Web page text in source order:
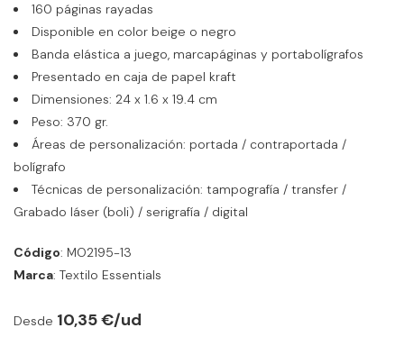
160 páginas rayadas
Disponible en color beige o negro
Banda elástica a juego, marcapáginas y portabolígrafos
Presentado en caja de papel kraft
Dimensiones: 24 x 1.6 x 19.4 cm
Peso: 370 gr.
Áreas de personalización: portada / contraportada /
bolígrafo
Técnicas de personalización: tampografía / transfer /
Grabado láser (boli) / serigrafía / digital
Código: MO2195-13
Marca: Textilo Essentials
Desde 10,35 €/ud